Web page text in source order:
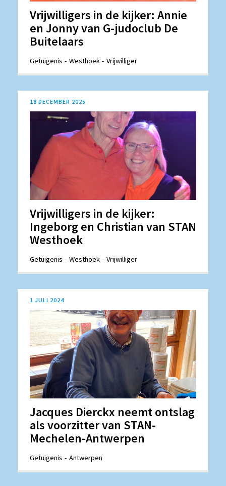
Vrijwilligers in de kijker: Annie
en Jonny van G-judoclub De
Buitelaars
Getuigenis Westhoek Vrijwilliger
18 DECEMBER 2025
Vrijwilligers in de kijker:
Ingeborg en Christian van STAN
Westhoek
Getuigenis Westhoek Vrijwilliger
1 JULI 2024
Jacques Dierckx neemt ontslag
als voorzitter van STAN-
Mechelen-Antwerpen
Getuigenis Antwerpen